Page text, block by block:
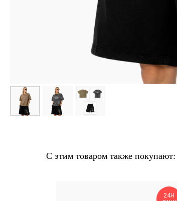
С этим товаром также покупают:
24H